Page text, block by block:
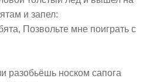
и запел:
Позвольте мне поиграть с
разобьёшь носком сапога